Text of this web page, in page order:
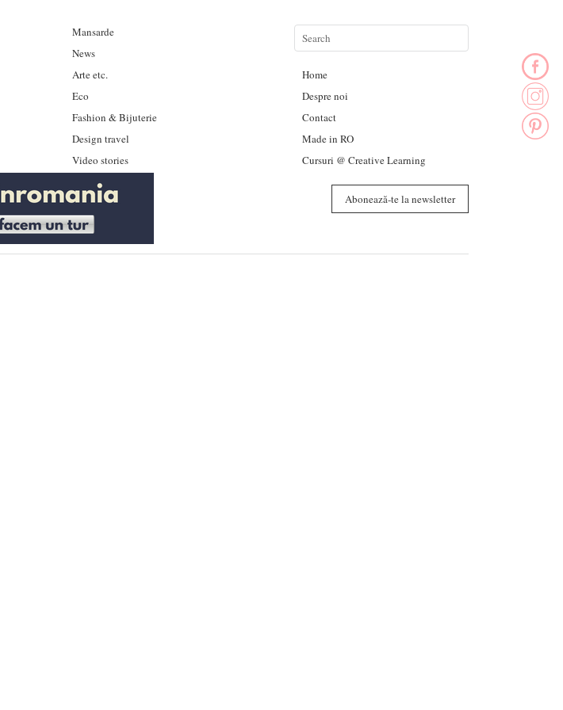
Mansarde
News
Arte etc.
Eco
Fashion & Bijuterie
Design travel
Video stories
Home
Despre noi
Contact
Made in RO
Cursuri @ Creative Learning
Abonează-te la newsletter